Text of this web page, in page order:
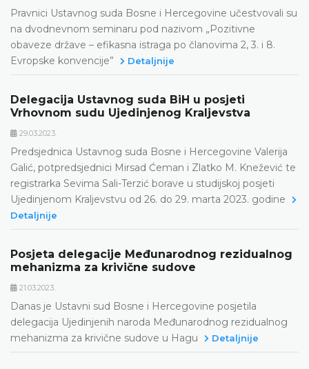
Pravnici Ustavnog suda Bosne i Hercegovine učestvovali su
na dvodnevnom seminaru pod nazivom „Pozitivne
obaveze države – efikasna istraga po članovima 2, 3. i 8.
Evropske konvencije”
Detaljnije
Delegacija Ustavnog suda BiH u posjeti
Vrhovnom sudu Ujedinjenog Kraljevstva
29.03.2023.
Predsjednica Ustavnog suda Bosne i Hercegovine Valerija
Galić, potpredsjednici Mirsad Ćeman i Zlatko M. Knežević te
registrarka Sevima Sali-Terzić borave u studijskoj posjeti
Ujedinjenom Kraljevstvu od 26. do 29. marta 2023. godine
Detaljnije
Posjeta delegacije Međunarodnog rezidualnog
mehanizma za krivične sudove
21.03.2023.
Danas je Ustavni sud Bosne i Hercegovine posjetila
delegacija Ujedinjenih naroda Međunarodnog rezidualnog
mehanizma za krivične sudove u Hagu
Detaljnije